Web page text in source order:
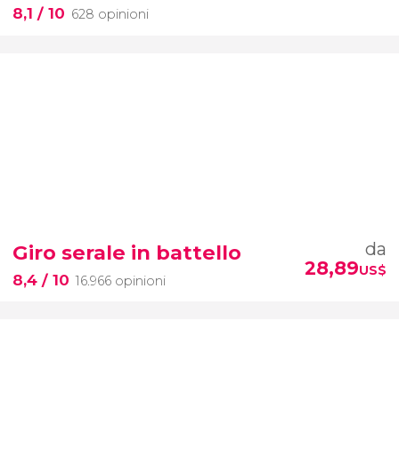
8,1 / 10 628 opinioni
Giro serale in battello
8,4 / 10 16.966 opinioni
da
28,89US$